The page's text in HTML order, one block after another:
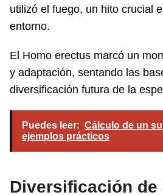
utilizó el fuego, un hito crucial
entorno.
El Homo erectus marcó un
y adaptación, sentando las
diversificación futura de la
Puedes leer: Cálculo de un
ejemplos prácticos
Diversificación de